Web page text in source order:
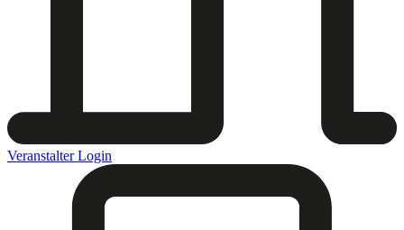
Veranstalter Login